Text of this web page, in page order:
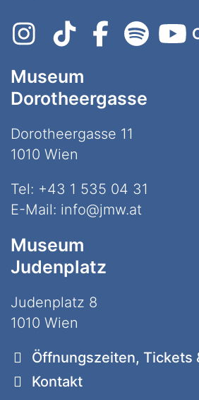
Museum
Dorotheergasse
Dorotheergasse 11
1010 Wien
Tel: +43 1 535 04 31
E-Mail: info@jmw.at
Museum
Judenplatz
Judenplatz 8
1010 Wien
Öffnungszeiten, Tickets
Kontakt